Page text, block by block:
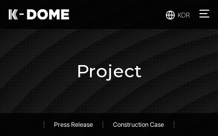
KOR
Project
Press Release Construction Case